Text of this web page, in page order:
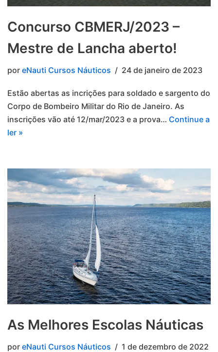
Concurso CBMERJ/2023 –
Mestre de Lancha aberto!
por eNauti Cursos Náuticos 24 de janeiro de 2023
Estão abertas as incrições para soldado e sargento do
Corpo de Bombeiro Militar do Rio de Janeiro. As
inscrições vão até 12/mar/2023 e a prova… Continue a
ler »
As Melhores Escolas Náuticas
por eNauti Cursos Náuticos 1 de dezembro de 2022